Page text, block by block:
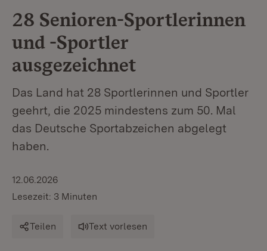
28 Senioren-Sportlerinnen
und -Sportler
ausgezeichnet
Das Land hat 28 Sportlerinnen und Sportler
geehrt, die 2025 mindestens zum 50. Mal
das Deutsche Sportabzeichen abgelegt
haben.
12.06.2026
Lesezeit: 3 Minuten
Teilen Text vorlesen